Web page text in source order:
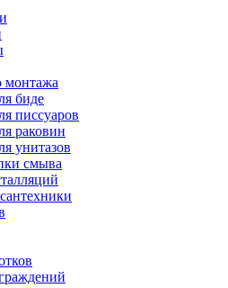
монтажа
биде
писсуаров
раковин
унитазов
смыва